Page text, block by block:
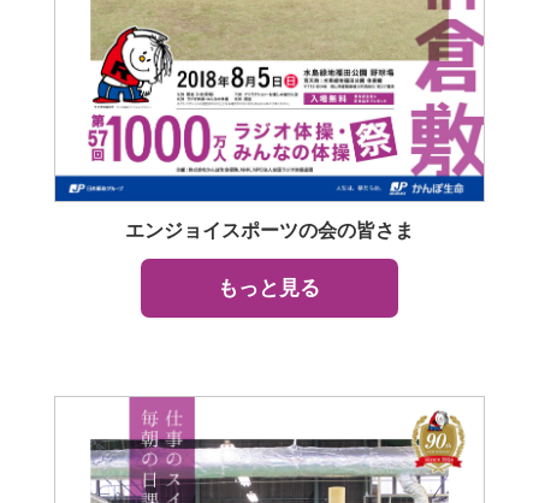
エンジョイスポーツの会の皆さま
もっと見る